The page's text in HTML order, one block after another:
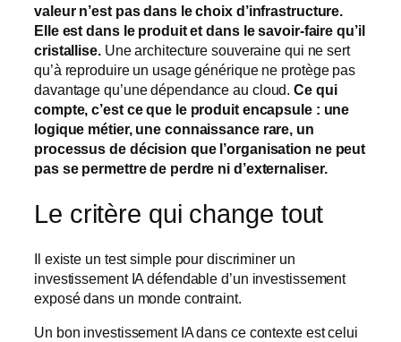
valeur n’est pas dans le choix d’infrastructure.
Elle est dans le produit et dans le savoir-faire qu’il
cristallise. Une architecture souveraine qui ne sert
qu’à reproduire un usage générique ne protège pas
davantage qu’une dépendance au cloud.Ce qui
compte, c’est ce que le produit encapsule : une
logique métier, une connaissance rare, un
processus de décision que l’organisation ne peut
pas se permettre de perdre ni d’externaliser.
Le critère qui change tout
Il existe un test simple pour discriminer un
investissement IA défendable d’un investissement
exposé dans un monde contraint.
Un bon investissement IA dans ce contexte est celui